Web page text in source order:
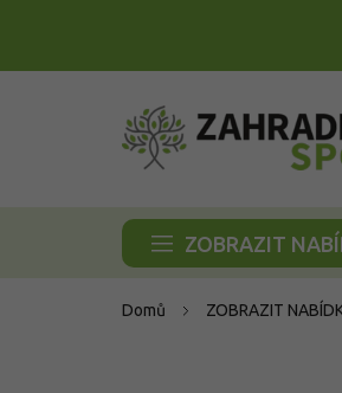
ZOBRAZIT
Domů ZOBRAZIT